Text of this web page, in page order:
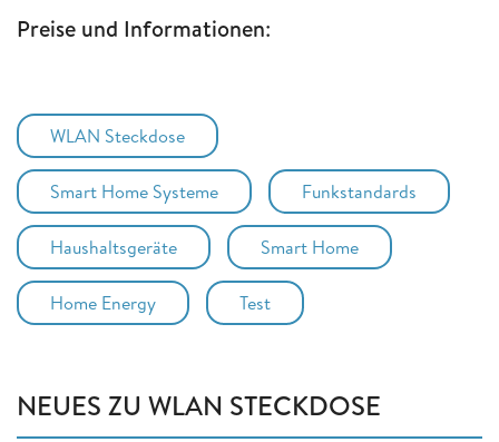
Preise und Informationen:
WLAN Steckdose
Smart Home Systeme Funkstandards
Haushaltsgeräte Smart Home
Home Energy Test
NEUES ZU WLAN STECKDOSE